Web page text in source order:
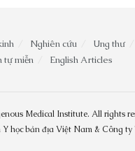
Nghiên cứu Ung thư
tự miễn English Articles
Medical Institute. All rights
Y học bản địa Việt Nam & Công